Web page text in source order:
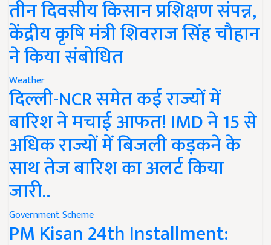
तीन दिवसीय किसान प्रशिक्षण संपन्न,
केंद्रीय कृषि मंत्री शिवराज सिंह चौहान
ने किया संबोधित
Weather
दिल्ली-NCR समेत कई राज्यों में
बारिश ने मचाई आफत! IMD ने 15 से
अधिक राज्यों में बिजली कड़कने के
साथ तेज बारिश का अलर्ट किया
जारी..
Government Scheme
PM Kisan 24th Installment: